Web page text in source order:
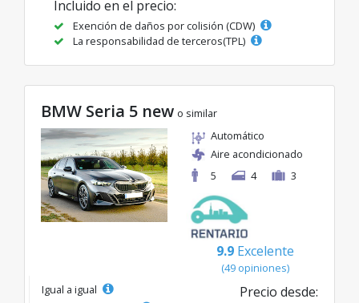
Incluido en el precio:
Exención de daños por colisión (CDW)
La responsabilidad de terceros(TPL)
BMW Seria 5 new o similar
Automático
Aire acondicionado
5
4 3
9.9 Excelente
(49 opiniones)
Igual a igual
Precio desde: